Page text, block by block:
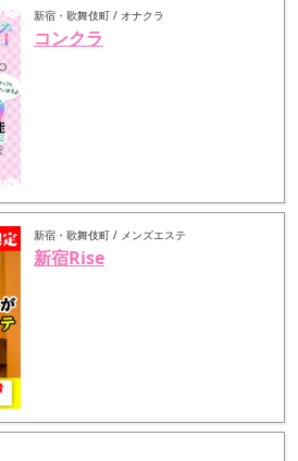
新宿・歌舞伎町 / オナクラ
コンクラ
新宿・歌舞伎町 / メンズエステ
新宿Rise